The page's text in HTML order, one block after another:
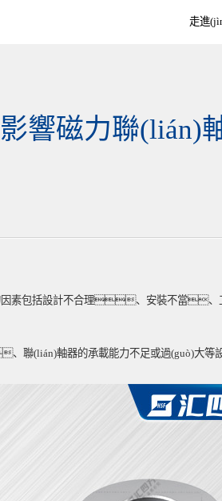
走進
響磁力聯(lián)
因素包括設計不合理、安裝不當、
聯(lián)軸器的承載能力不足或過(guò)大等